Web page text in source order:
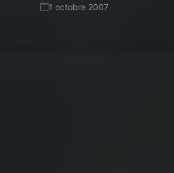
1 octobre 2007